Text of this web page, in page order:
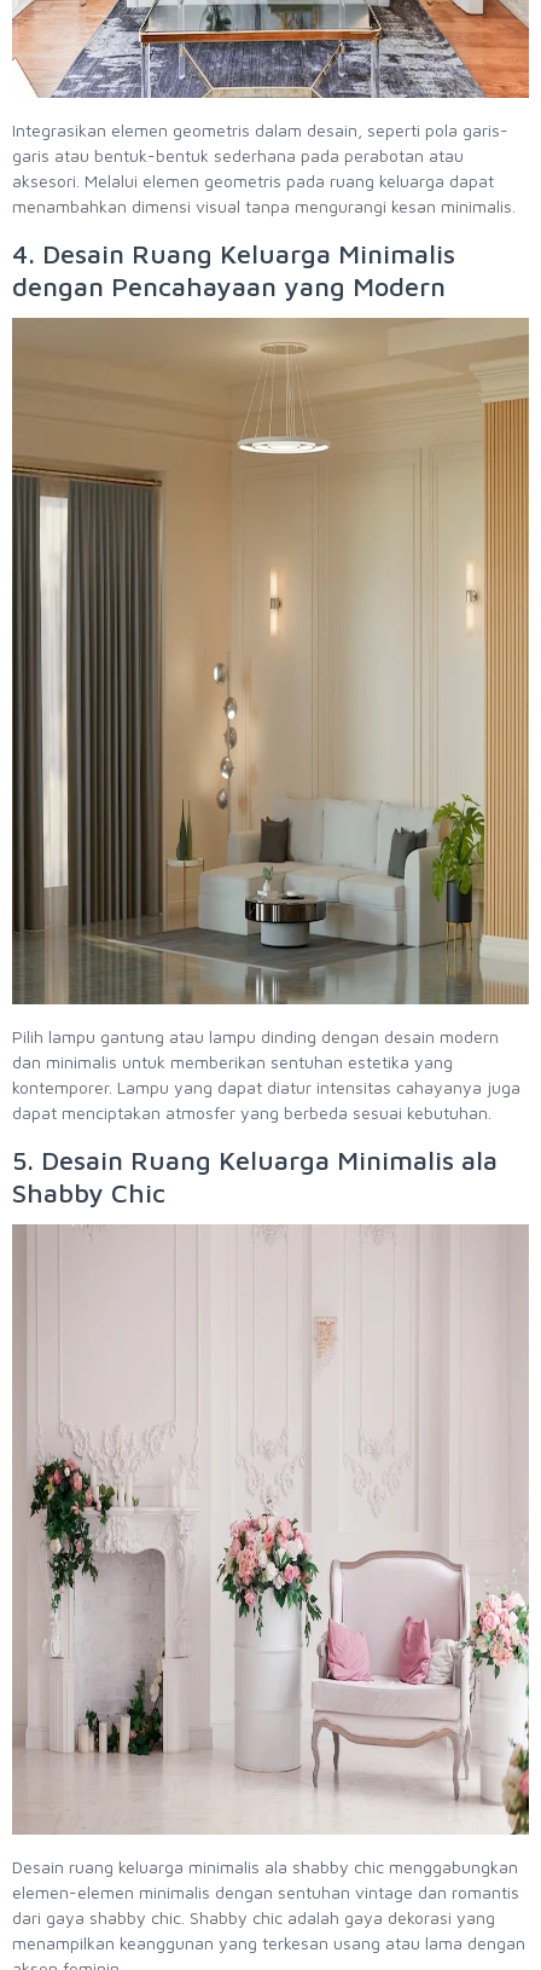
Integrasikan elemen geometris dalam desain, seperti pola garis-
garis atau bentuk-bentuk sederhana pada perabotan atau
aksesori. Melalui elemen geometris pada ruang keluarga dapat
menambahkan dimensi visual tanpa mengurangi kesan minimalis.
4. Desain Ruang Keluarga Minimalis
dengan Pencahayaan yang Modern
Pilih lampu gantung atau lampu dinding dengan desain modern
dan minimalis untuk memberikan sentuhan estetika yang
kontemporer. Lampu yang dapat diatur intensitas cahayanya juga
dapat menciptakan atmosfer yang berbeda sesuai kebutuhan.
5. Desain Ruang Keluarga Minimalis ala
Shabby Chic
Desain ruang keluarga minimalis ala shabby chic menggabungkan
elemen-elemen minimalis dengan sentuhan vintage dan romantis
dari gaya shabby chic. Shabby chic adalah gaya dekorasi yang
menampilkan keanggunan yang terkesan usang atau lama dengan